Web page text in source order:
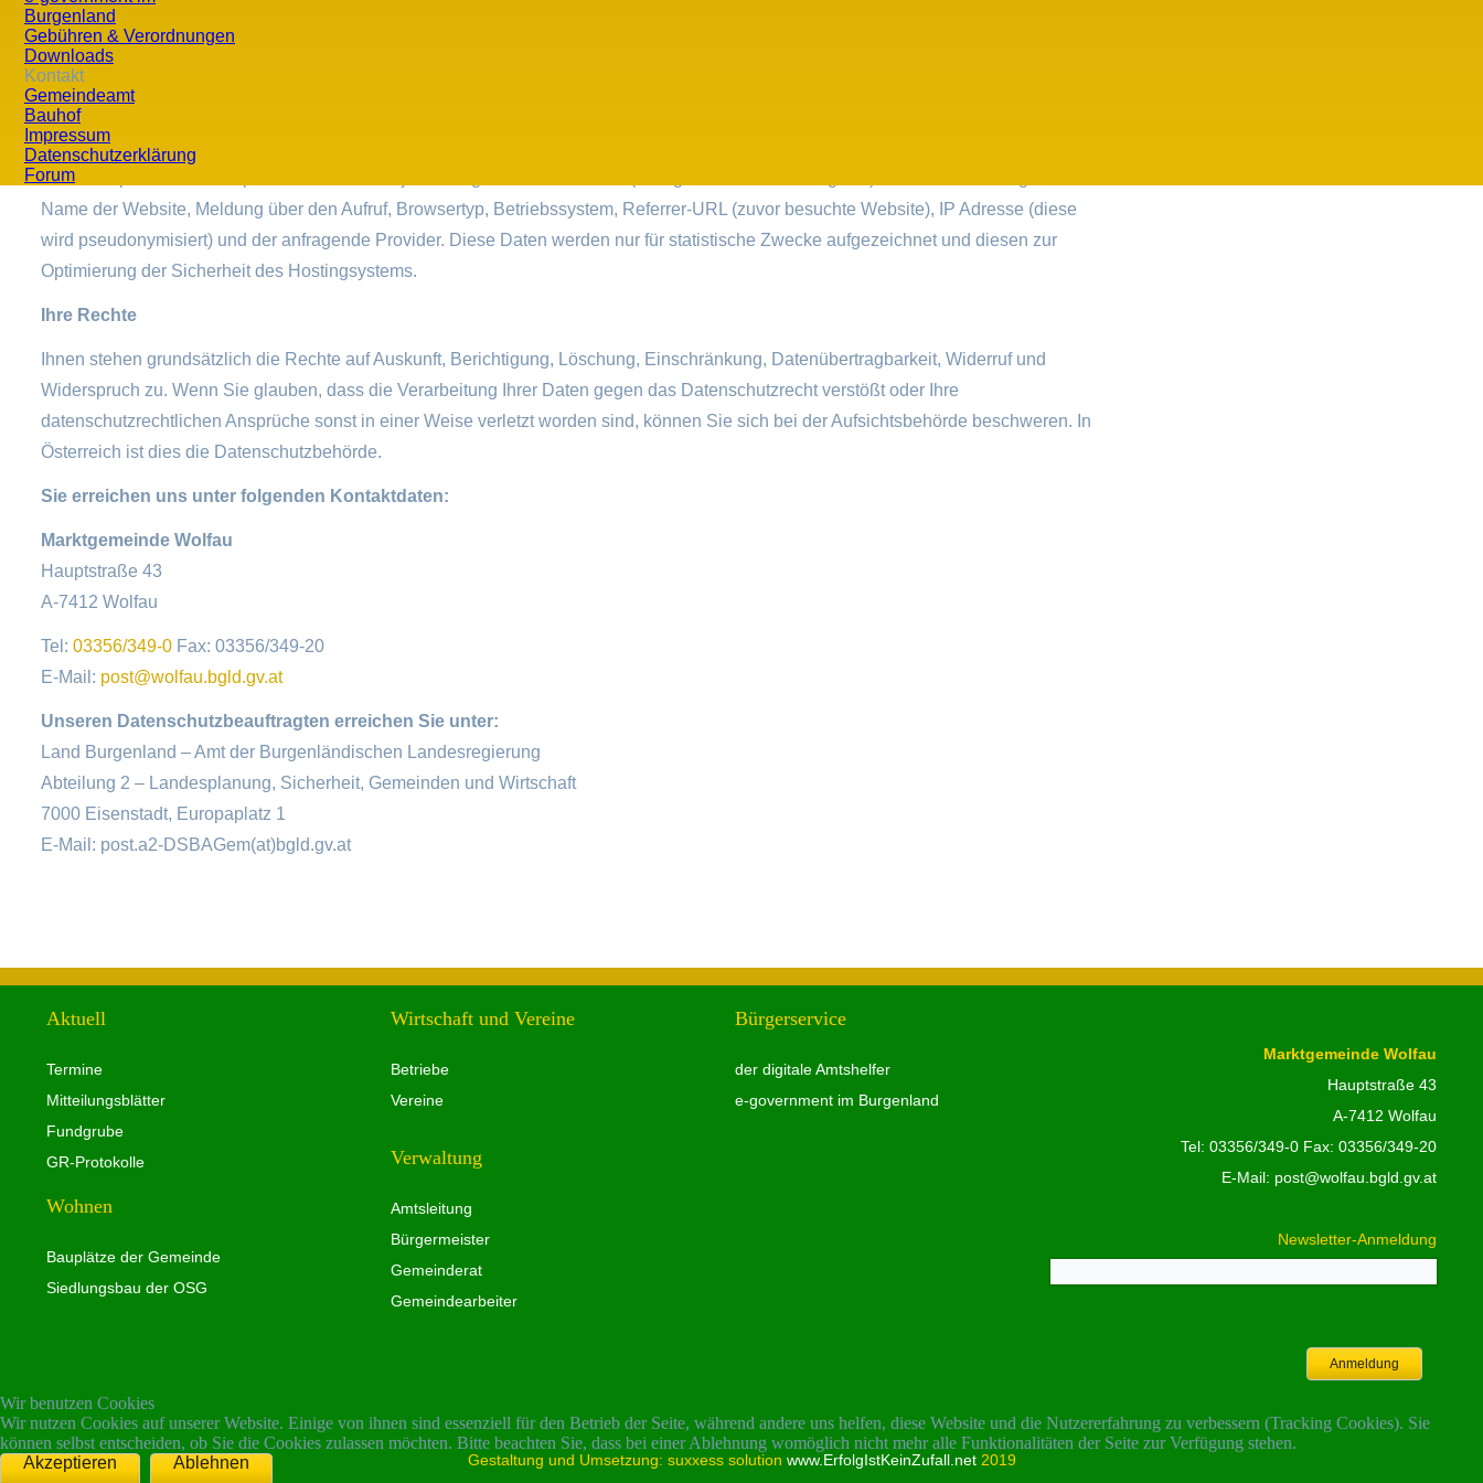
Burgenland
Gebühren & Verordnungen
Downloads
Kontakt
Gemeindeamt
Bauhof
Impressum
Datenschutzerklärung
Forum
Informationen über die Datenverarbeitung durch Google können Sie den Datenschutzhinweisen von Google auf
Datenschutzerklärung & Nutzungsbedingungen
so dass Sie Ihre Daten verwalten und schützen können.
Webhoster / Provider
Der Webspace-Provider speichert Daten über jeden Zugriff auf die Website (in sogenannten Serverlogfiles). Zu diesen Daten gehören:
Name der Website, Meldung über den Aufruf, Browsertyp, Betriebssystem, Referrer-URL (zuvor besuchte Website), IP Adresse (diese
wird pseudonymisiert) und der anfragende Provider. Diese Daten werden nur für statistische Zwecke aufgezeichnet und diesen zur
Optimierung der Sicherheit des Hostingsystems.
Ihre Rechte
Ihnen stehen grundsätzlich die Rechte auf Auskunft, Berichtigung, Löschung, Einschränkung, Datenübertragbarkeit, Widerruf und
Widerspruch zu. Wenn Sie glauben, dass die Verarbeitung Ihrer Daten gegen das Datenschutzrecht verstößt oder Ihre
datenschutzrechtlichen Ansprüche sonst in einer Weise verletzt worden sind, können Sie sich bei der Aufsichtsbehörde beschweren. In
Österreich ist dies die Datenschutzbehörde.
Sie erreichen uns unter folgenden Kontaktdaten:
Marktgemeinde Wolfau
Hauptstraße 43
A-7412 Wolfau
Tel: 03356/349-0 Fax: 03356/349-20
E-Mail: post@wolfau.bgld.gv.at
Unseren Datenschutzbeauftragten erreichen Sie unter:
Land Burgenland – Amt der Burgenländischen Landesregierung
Abteilung 2 – Landesplanung, Sicherheit, Gemeinden und Wirtschaft
7000 Eisenstadt, Europaplatz 1
E-Mail: post.a2-DSBAGem(at)bgld.gv.at
Aktuell
Termine
Mitteilungsblätter
Fundgrube
GR-Protokolle
Wohnen
Bauplätze der Gemeinde
Siedlungsbau der OSG
Wirtschaft und Vereine
Betriebe
Vereine
Verwaltung
Amtsleitung
Bürgermeister
Gemeinderat
Gemeindearbeiter
Bürgerservice
der digitale Amtshelfer
e-government im Burgenland
Marktgemeinde Wolfau
Hauptstraße 43
A-7412 Wolfau
Tel: 03356/349-0 Fax: 03356/349-20
E-Mail: post@wolfau.bgld.gv.at
Newsletter-Anmeldung
Anmeldung
Gestaltung und Umsetzung: suxxess solution www.ErfolgIstKeinZufall.net2019
Wir benutzen Cookies
Wir nutzen Cookies auf unserer Website. Einige von ihnen sind essenziell für den Betrieb der Seite, während andere uns helfen, diese Website und die Nutzererfahrung zu verbessern (Tracking Cookies). Sie
können selbst entscheiden, ob Sie die Cookies zulassen möchten. Bitte beachten Sie, dass bei einer Ablehnung womöglich nicht mehr alle Funktionalitäten der Seite zur Verfügung stehen.
Akzeptieren
Ablehnen